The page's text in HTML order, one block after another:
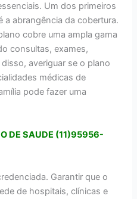
Um dos primeiros
a abrangência da cobertura.
cobre uma ampla gama
consultas, exames,
averiguar se o plano
médicas de
pode fazer uma
DE SAUDE (11)95956-
Garantir que o
de hospitais, clínicas e